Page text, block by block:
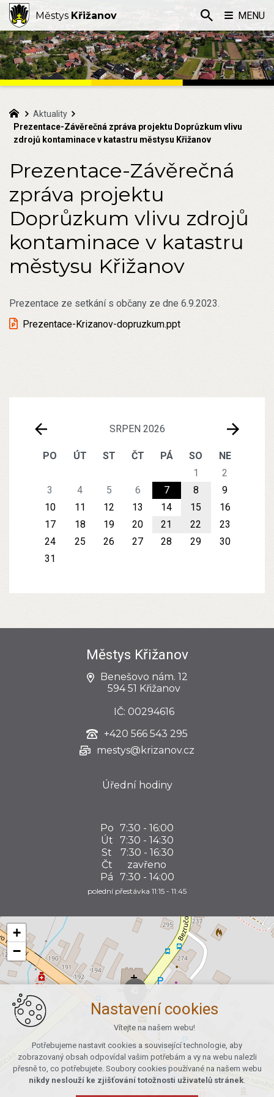
SRPEN 2026
PO ÚT ST ČT PÁ SO
NE
1
2
3
4 5 6 7 8
9
10
11 12 13 14 15
16
17
18 19 20 21 22
23
24
25 26 27 28 29
30
31
Aktuality
Prezentace-Závěrečná zpráva projektu Doprůzkum vlivu
zdrojů kontaminace v katastru městysu Křižanov
Prezentace-Závěrečná
zpráva projektu
Doprůzkum vlivu zdrojů
kontaminace v katastru
městysu Křižanov
Prezentace ze setkání s občany ze dne 6.9.2023.
Prezentace-Krizanov-dopruzkum.ppt
Městys Křižanov
Benešovo nám. 12
594 51 Křižanov
IČ: 00294616
+420 566 543 295
mestys@krizanov.cz
Úřední hodiny
Po 7:30 - 16:00
Út
7:30 - 14:30
St
7:30 - 16:30
Čt
zavřeno
Pá
7:30 - 14:00
polední přestávka 11:15 - 11:45
+
−
Městys Křižanov MENU
Nastavení cookies
Vítejte na našem webu!
Potřebujeme nastavit cookies a související technologie, aby
zobrazovaný obsah odpovídal vašim potřebám a vy na webu nalezli
přesně to, co potřebujete. Soubory cookies používané na našem webu
nikdy neslouží ke zjišťování totožnosti uživatelů stránek.